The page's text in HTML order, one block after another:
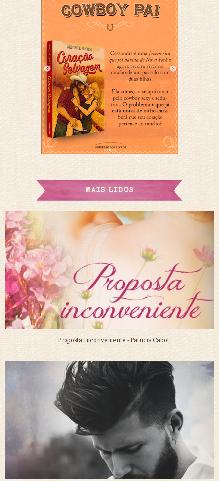
MAIS LIDOS
Proposta Inconveniente - Patricia Cabot